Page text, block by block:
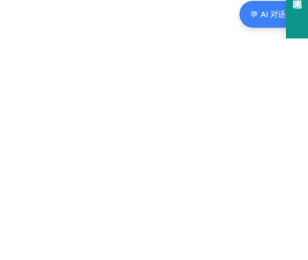
💬 AI 对话